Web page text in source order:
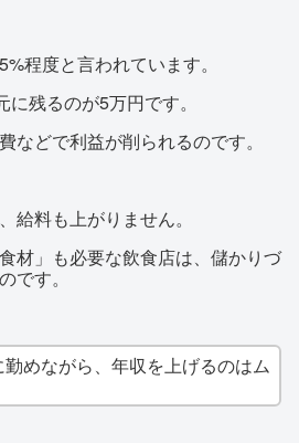
程度と言われています。
残るのが5万円です。
などで利益が削られるのです。
給料も上がりません。
材」も必要な飲食店は、儲かりづ
です。
めながら、年収を上げるのはム